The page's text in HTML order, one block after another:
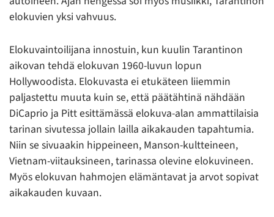
elokuvien yksi vahvuus.
Elokuvaintoilijana innostuin, kun kuulin Tarantinon
aikovan tehdä elokuvan 1960-luvun lopun
Hollywoodista. Elokuvasta ei etukäteen liiemmin
paljastettu muuta kuin se, että päätähtinä nähdään
DiCaprio ja Pitt esittämässä elokuva-alan ammattilaisia
tarinan sivutessa jollain lailla aikakauden tapahtumia.
Niin se sivuaakin hippeineen, Manson-kultteineen,
Vietnam-viitauksineen, tarinassa olevine elokuvineen.
Myös elokuvan hahmojen elämäntavat ja arvot sopivat
aikakauden kuvaan.